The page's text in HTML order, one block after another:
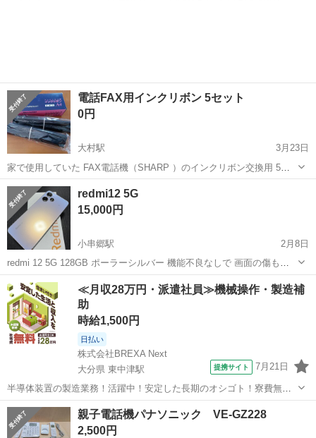
電話FAX用インクリボン 5セット
0円
大村駅
3月23日
家で使用していた FAX電話機（SHARP ）のインクリボン交換用 5本
です。 型が古いので最近の機種と互換性があるか不安ですが、使用で
きる方にお譲りいたします‼️
長崎 大村市
redmi12 5G
15,000円
小串郷駅
2月8日
redmi 12 5G 128GB ポーラーシルバー 機能不良なしで 画面の傷もな
く 綺麗な方です！ 初期化もしています！
長崎 長崎市 小串郷駅 電話、ＦＡＸ redmi
≪月収28万円・派遣社員≫機械操作・製造補
助
時給1,500円
日払い
株式会社BREXA Next
大分県 東中津駅
提携サイト 7月21日
半導体装置の製造業務！活躍中！安定した長期のオシゴト！寮費無料
★赴任旅費会社負担◎20代～40代の男性活躍中★未経験活躍中！高時
給1,500円！《大分県中津市》 人気の工場のお仕事 ◇半導体装置内部
のシート製造◇ ＊クリー...
大分 中津市 東中津駅 その他
親子電話機パナソニック VE-GZ228
2,500円